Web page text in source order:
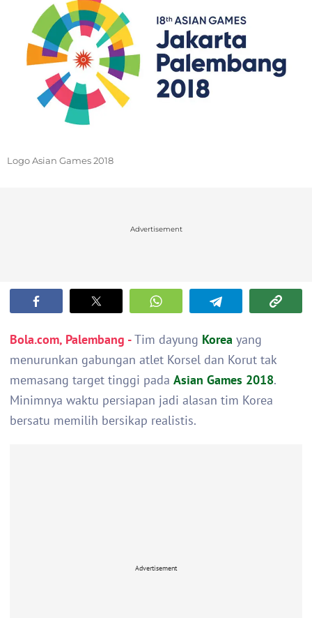
Logo Asian Games 2018
Advertisement
Bola.com, Palembang -Tim dayung Korea yang
menurunkan gabungan atlet Korsel dan Korut tak
memasang target tinggi pada Asian Games 2018.
Minimnya waktu persiapan jadi alasan tim Korea
bersatu memilih bersikap realistis.
Advertisement